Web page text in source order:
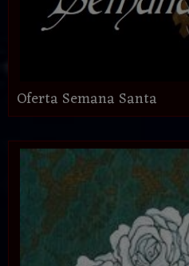
Oferta Semana Santa